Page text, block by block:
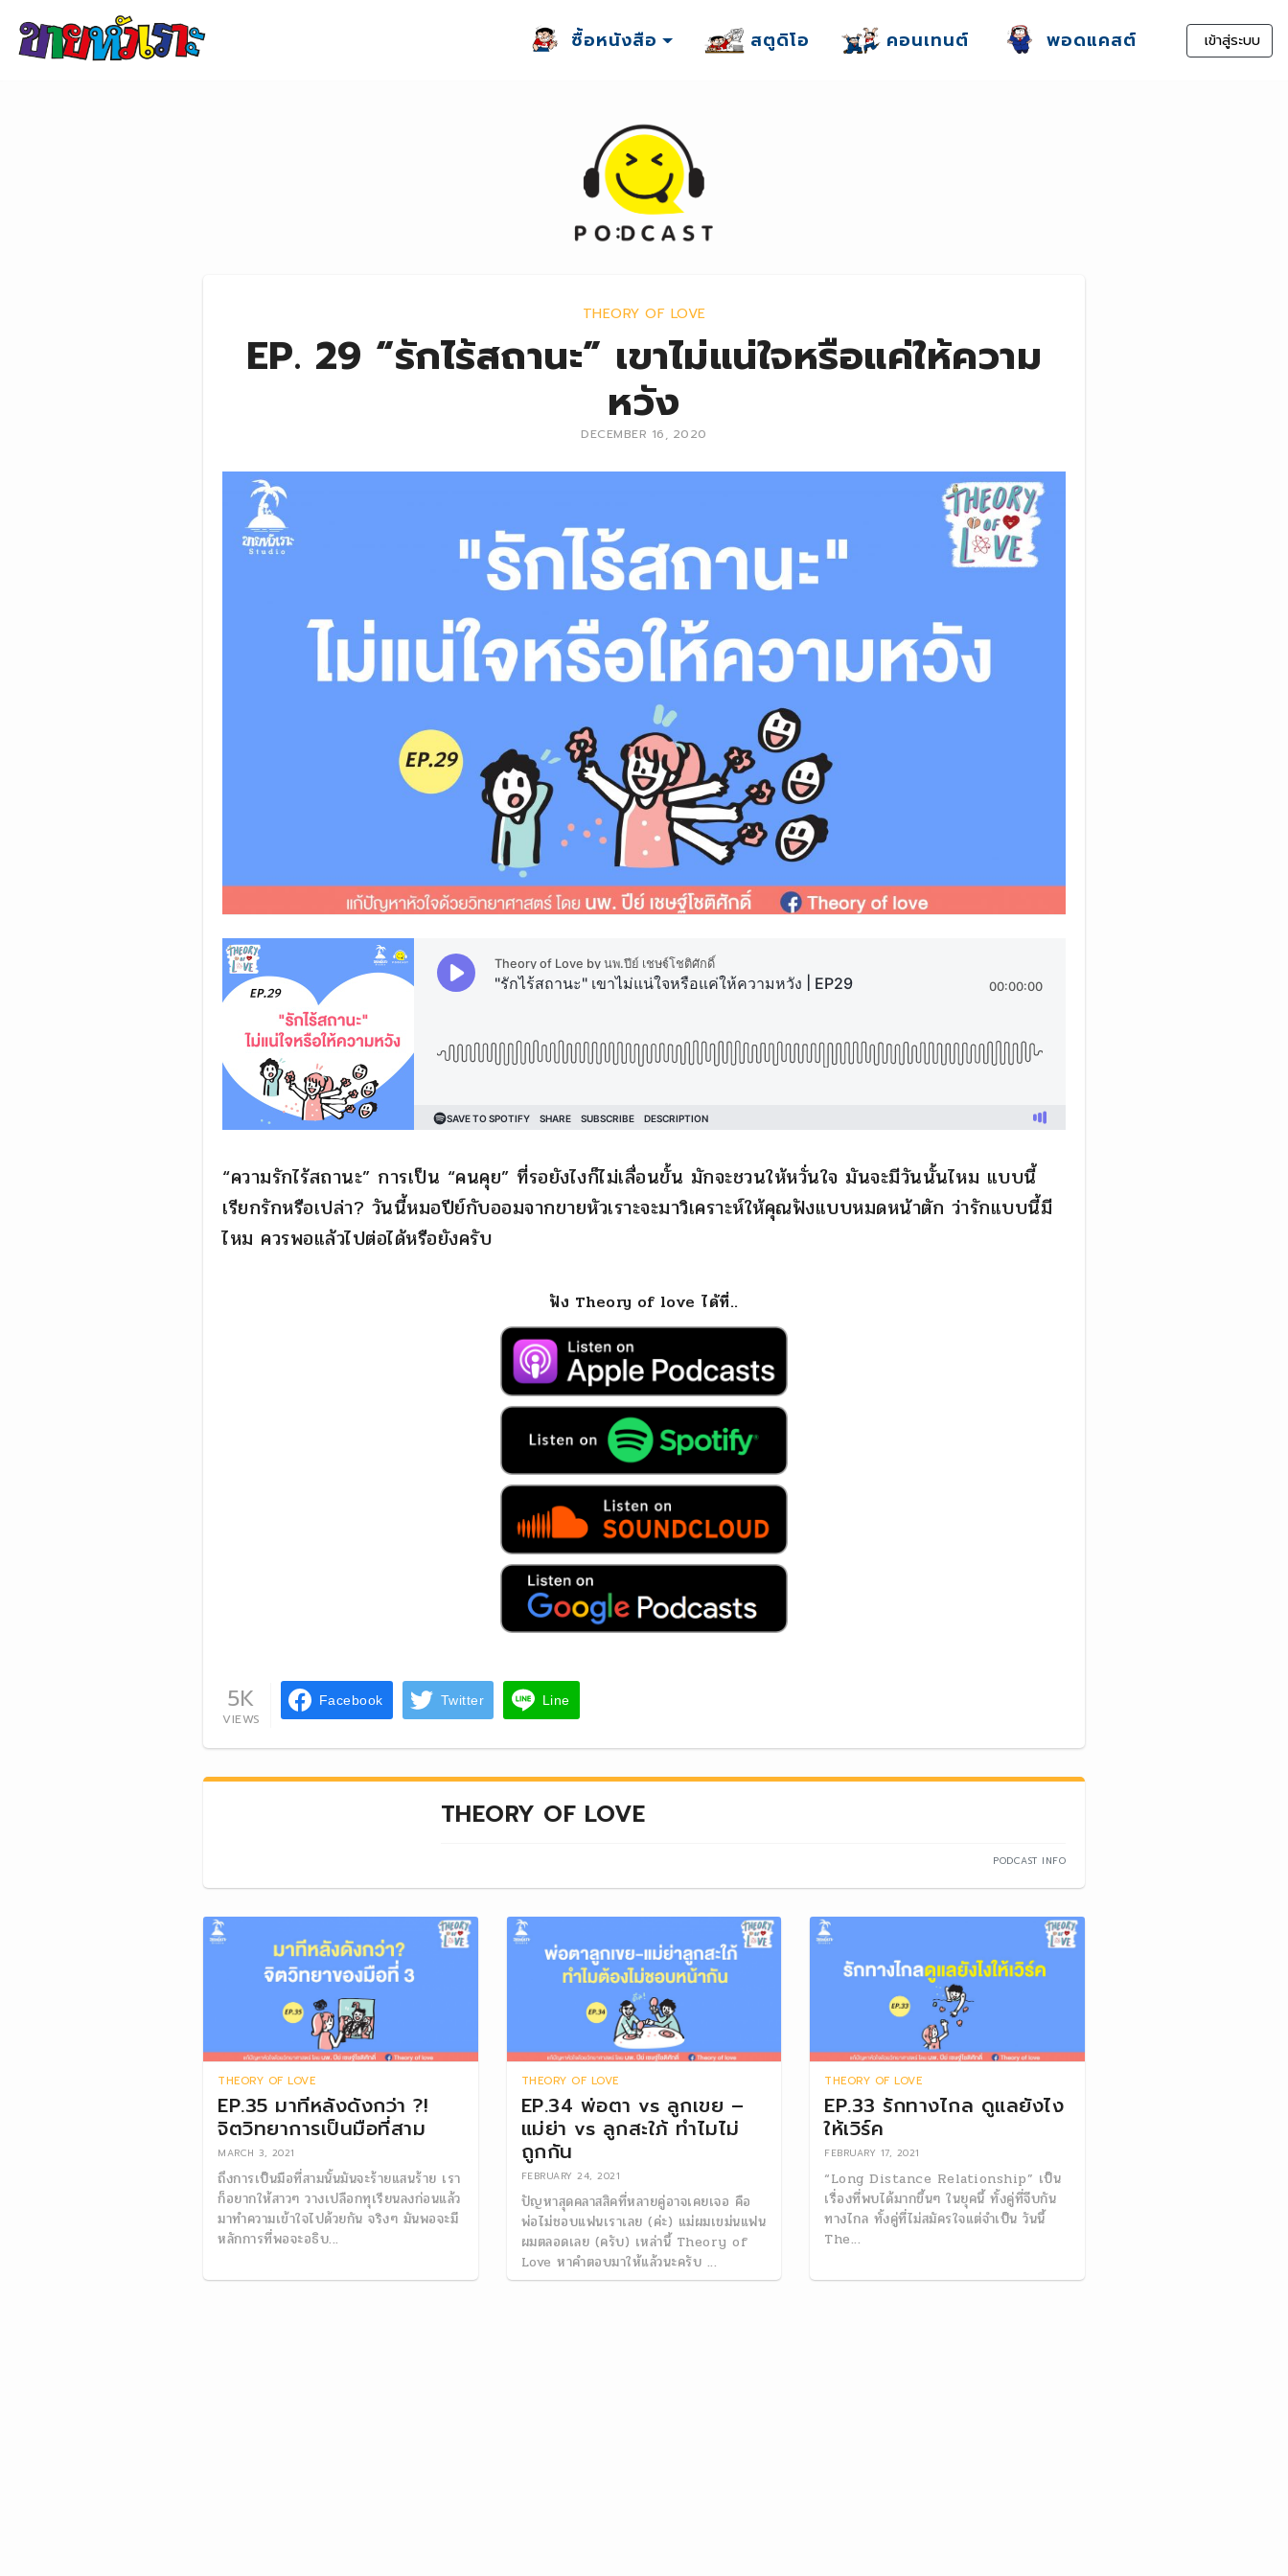
Skip to content
ซื้อหนังสือ สตูดิโอ คอนเทนต์ พอดแคสต์ เข้าสู่ระบบ
THEORY OF LOVE
EP. 29 “รักไร้สถานะ” เขาไม่แน่ใจหรือแค่ให้ความ
หวัง
DECEMBER 16, 2020
“ความรักไร้สถานะ” การเป็น “คนคุย” ที่รอยังไงก็ไม่เลื่อนขั้น มักจะชวนให้หวั่นใจ มันจะมีวันนั้นไหม แบบนี้
เรียกรักหรือเปล่า? วันนี้หมอปีย์กับออมจากขายหัวเราะจะมาวิเคราะห์ให้คุณฟังแบบหมดหน้าตัก ว่ารักแบบนี้มี
ไหม ควรพอแล้วไปต่อได้หรือยังครับ
ฟัง Theory of love ได้ที่..
VIEWS
5K Facebook Twitter Line
THEORY OF LOVE
PODCAST INFO
THEORY OF LOVE
EP.35 มาทีหลังดังกว่า ?!
จิตวิทยาการเป็นมือที่สาม
MARCH 3, 2021
ถึงการเป็นมือที่สามนั้นมันจะร้ายแสนร้าย เรา
ก็อยากให้สาวๆ วางเปลือกทุเรียนลงก่อนแล้ว
มาทำความเข้าใจไปด้วยกัน จริงๆ มันพอจะมี
หลักการที่พอจะอธิบ...
THEORY OF LOVE
EP.34 พ่อตา vs ลูกเขย –
แม่ย่า vs ลูกสะใภ้ ทำไมไม่
ถูกกัน
FEBRUARY 24, 2021
ปัญหาสุดคลาสสิคที่หลายคู่อาจเคยเจอ คือ
พ่อไม่ชอบแฟนเราเลย (ค่ะ) แม่ผมเขม่นแฟน
ผมตลอดเลย (ครับ) เหล่านี้ Theory of
Love หาคำตอบมาให้แล้วนะครับ ...
THEORY OF LOVE
EP.33 รักทางไกล ดูแลยังไง
ให้เวิร์ค
FEBRUARY 17, 2021
“Long Distance Relationship” เป็น
เรื่องที่พบได้มากขึ้นๆ ในยุคนี้ ทั้งคู่ที่จีบกัน
ทางไกล ทั้งคู่ที่ไม่สมัครใจแต่จำเป็น วันนี้
The...